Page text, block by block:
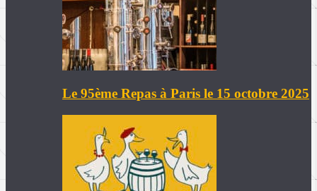
Le 95ème Repas à Paris le 15 octobre 2025